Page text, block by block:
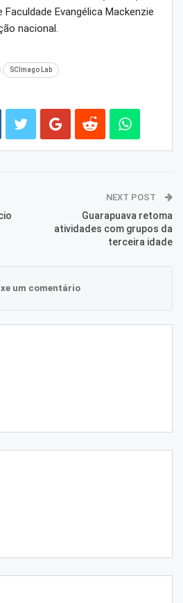
Evangélica Mackenzie
nacional.
SCImago Lab
NEXT POST
Guarapuava retoma
atividades com grupos da
terceira idade
um comentário